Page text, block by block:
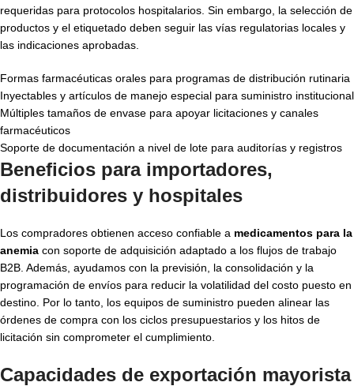
requeridas para protocolos hospitalarios. Sin embargo, la selección de
productos y el etiquetado deben seguir las vías regulatorias locales y
las indicaciones aprobadas.
Formas farmacéuticas orales para programas de distribución rutinaria
Inyectables y artículos de manejo especial para suministro institucional
Múltiples tamaños de envase para apoyar licitaciones y canales
farmacéuticos
Soporte de documentación a nivel de lote para auditorías y registros
Beneficios para importadores,
distribuidores y hospitales
Los compradores obtienen acceso confiable a medicamentos para la
anemia con soporte de adquisición adaptado a los flujos de trabajo
B2B. Además, ayudamos con la previsión, la consolidación y la
programación de envíos para reducir la volatilidad del costo puesto en
destino. Por lo tanto, los equipos de suministro pueden alinear las
órdenes de compra con los ciclos presupuestarios y los hitos de
licitación sin comprometer el cumplimiento.
Capacidades de exportación mayorista